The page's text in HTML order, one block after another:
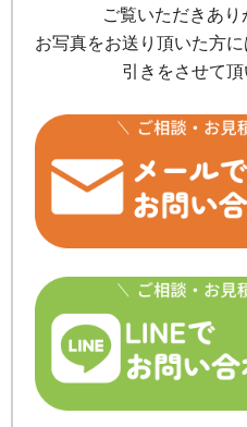
ご覧いただきあ
お写真をお送り頂いた方
引きをさせて頂